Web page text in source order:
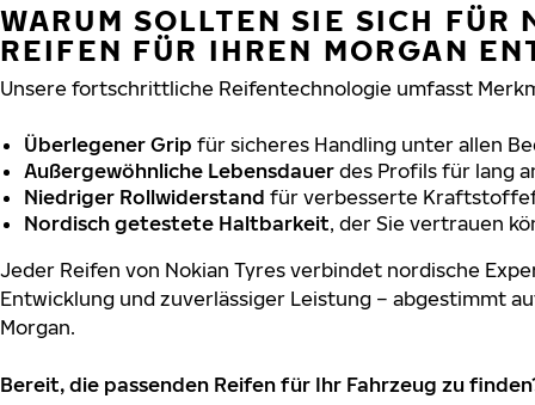
WARUM SOLLTEN SIE SICH FÜR
REIFEN FÜR IHREN MORGAN
Unsere fortschrittliche Reifentechnologie umfasst
Überlegener Grip für sicheres Handling unter allen
Außergewöhnliche Lebensdauer des Profils für lang
Niedriger Rollwiderstand für verbesserte
Nordisch getestete Haltbarkeit, der Sie vertrauen
Jeder Reifen von Nokian Tyres verbindet nordische
Entwicklung und zuverlässiger Leistung – abgestimmt
Morgan.
Bereit, die passenden Reifen für Ihr Fahrzeug zu